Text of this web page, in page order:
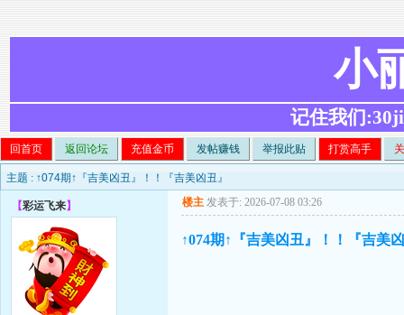
小
记住我们
回首页 返回论坛 充值金币 发帖赚钱 举报此贴 打赏高手
主题 : ↑074期↑『吉美凶丑』！！『吉美凶丑』
【彩运飞来】 楼主 发表于: 2026-07-08 03:26
↑074期↑『吉美凶丑』！！『吉美